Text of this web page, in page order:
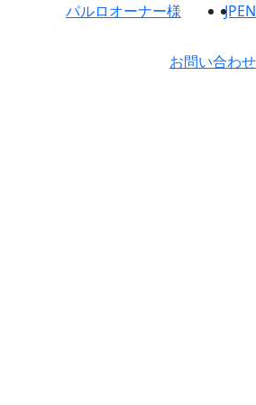
パルロオーナー様 JPEN
お問い合わせ